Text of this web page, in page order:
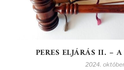
PERES ELJÁRÁS II. –
2024.